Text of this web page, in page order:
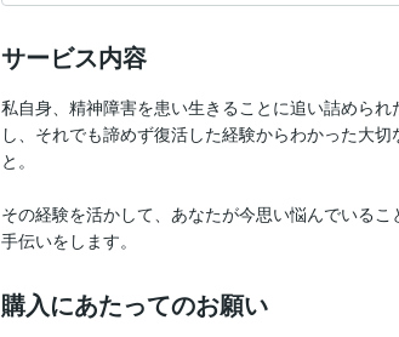
サービス内容
私自身、精神障害を患い生きることに追い詰めら
し、それでも諦めず復活した経験からわかった大
と。
その経験を活かして、あなたが今思い悩んでいる
手伝いをします。
購入にあたってのお願い